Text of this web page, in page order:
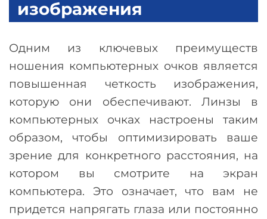
изображения
Одним из ключевых преимуществ
ношения компьютерных очков является
повышенная четкость изображения,
которую они обеспечивают. Линзы в
компьютерных очках настроены таким
образом, чтобы оптимизировать ваше
зрение для конкретного расстояния, на
котором вы смотрите на экран
компьютера. Это означает, что вам не
придется напрягать глаза или постоянно